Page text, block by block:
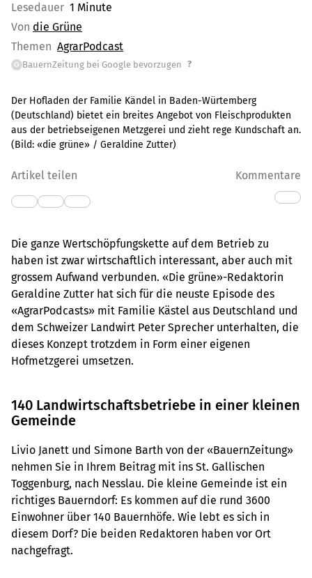
Lesedauer 1 Minute
Von die Grüne
Themen AgrarPodcast
G BauernZeitung bei Google bevorzugen ?
Der Hofladen der Familie Kändel in Baden-Würtemberg
(Deutschland) bietet ein breites Angebot von Fleischprodukten
aus der betriebseigenen Metzgerei und zieht rege Kundschaft an.
(Bild: «die grüne» / Geraldine Zutter)
Artikel teilen Kommentare
Die ganze Wertschöpfungskette auf dem Betrieb zu
haben ist zwar wirtschaftlich interessant, aber auch mit
grossem Aufwand verbunden. «Die grüne»-Redaktorin
Geraldine Zutter hat sich für die neuste Episode des
«AgrarPodcasts» mit Familie Kästel aus Deutschland und
dem Schweizer Landwirt Peter Sprecher unterhalten, die
dieses Konzept trotzdem in Form einer eigenen
Hofmetzgerei umsetzen.
140 Landwirtschaftsbetriebe in einer kleinen
Gemeinde
Livio Janett und Simone Barth von der «BauernZeitung»
nehmen Sie in Ihrem Beitrag mit ins St. Gallischen
Toggenburg, nach Nesslau. Die kleine Gemeinde ist ein
richtiges Bauerndorf: Es kommen auf die rund 3600
Einwohner über 140 Bauernhöfe. Wie lebt es sich in
diesem Dorf? Die beiden Redaktoren haben vor Ort
nachgefragt.